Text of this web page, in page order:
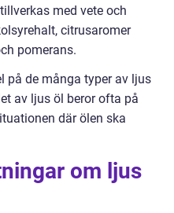
med vete och
citrusaromer
pomerans.
på de många typer av ljus
av ljus öl beror ofta på
där ölen ska
om ljus